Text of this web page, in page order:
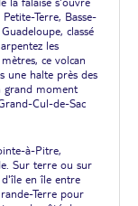
Terre, Basse-
classé
les
ce volcan
une halte près des
grand moment
Cul-de-Sac
à-Pitre,
Sur terre ou sur
en île entre
Terre pour